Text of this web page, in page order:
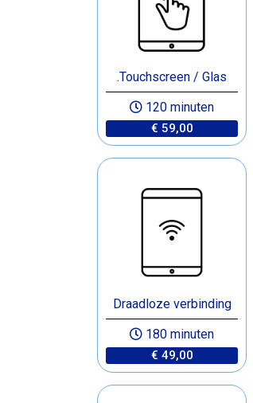
.Touchscreen / Glas
120 minuten
€ 59,00
Draadloze verbinding
180 minuten
€ 49,00